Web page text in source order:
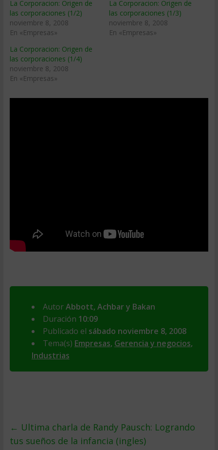
La Corporacion: Origen de
las corporaciones (1/2)
noviembre 8, 2008
En «Empresas»
La Corporacion: Origen de
las corporaciones (1/3)
noviembre 8, 2008
En «Empresas»
La Corporacion: Origen de
las corporaciones (1/4)
noviembre 8, 2008
En «Empresas»
AutorAbbott, Achbar y Bakan
Duración 10:09
Publicado el sábado noviembre 8, 2008
Tema(s) Empresas, Gerencia y negocios,
Industrias
← Ultima charla de Randy Pausch: Logrando
tus sueños de la infancia (ingles)